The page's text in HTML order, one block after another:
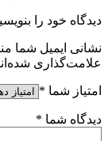
دیدگاه خود را
نشانی ایمیل شما
علامت‌گذاری
امتیاز شما *
دیدگاه شما *